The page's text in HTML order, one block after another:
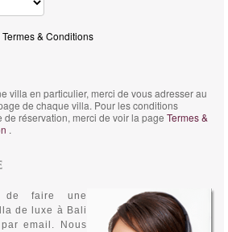
& Conditions
villa en particulier, merci de vous adresser au
de chaque villa. Pour les conditions
réservation, merci de voir la page Termes &
.
de faire une
de luxe à Bali
email. Nous